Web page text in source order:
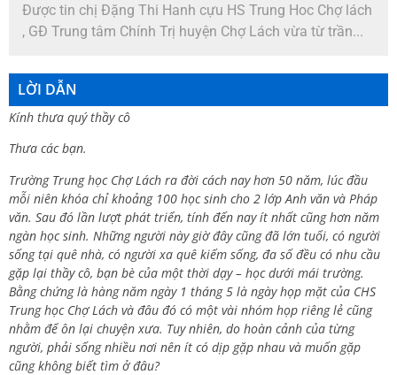
Được tin chị Đặng Thi Hanh cựu HS Trung Hoc Chợ lách
, GĐ Trung tâm Chính Trị huyện Chợ Lách vừa từ trần...
LỜI DẪN
Kính thưa quý thầy cô
Thưa các bạn.
Trường Trung học Chợ Lách ra đời cách nay hơn 50 năm, lúc đầu
mỗi niên khóa chỉ khoảng 100 học sinh cho 2 lớp Anh văn và Pháp
văn. Sau đó lần lượt phát triển, tính đến nay ít nhất cũng hơn năm
ngàn học sinh. Những người này giờ đây cũng đã lớn tuổi, có người
sống tại quê nhà, có người xa quê kiếm sống, đa số đều có nhu cầu
gặp lại thầy cô, bạn bè của một thời dạy – học dưới mái trường.
Bằng chứng là hàng năm ngày 1 tháng 5 là ngày họp mặt của CHS
Trung học Chợ Lách và đâu đó có một vài nhóm họp riêng lẻ cũng
nhằm để ôn lại chuyện xưa. Tuy nhiên, do hoàn cảnh của từng
người, phải sống nhiều nơi nên ít có dịp gặp nhau và muốn gặp
cũng không biết tìm ở đâu?